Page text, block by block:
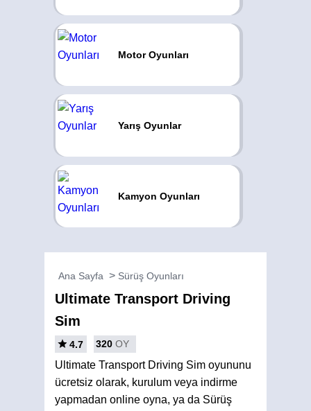
Motor Oyunları
Yarış Oyunlar
Kamyon Oyunları
Ana Sayfa Sürüş Oyunları
Ultimate Transport Driving
Sim
4.7 320 OY
Ultimate Transport Driving Sim oyununu
ücretsiz olarak, kurulum veya indirme
yapmadan online oyna, ya da Sürüş